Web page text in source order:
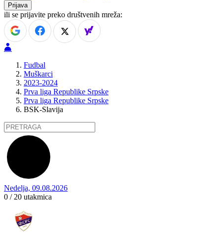
ili se prijavite preko društvenih mreža:
Fudbal
Muškarci
2023-2024
Prva liga Republike Srpske
Prva liga Republike Srpske
BSK-Slavija
Nedelja, 09.08.2026
0 / 20 utakmica